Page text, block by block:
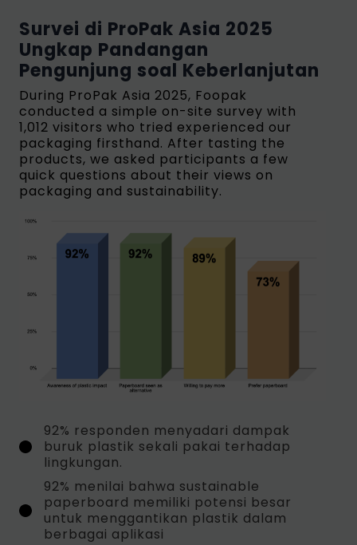
Survei di ProPak Asia 2025
Ungkap Pandangan
Pengunjung soal Keberlanjutan
During ProPak Asia 2025, Foopak
conducted a simple on-site survey with
1,012 visitors who tried experienced our
packaging firsthand. After tasting the
products, we asked participants a few
quick questions about their views on
packaging and sustainability.
92% responden menyadari dampak
buruk plastik sekali pakai terhadap
lingkungan.
92% menilai bahwa sustainable
paperboard memiliki potensi besar
untuk menggantikan plastik dalam
berbagai aplikasi